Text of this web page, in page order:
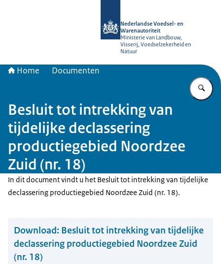
Nederlandse Voedsel- en
Warenautoriteit
Ministerie van Landbouw,
Visserij, Voedselzekerheid en
Natuur
Home Documenten
Besluit tot intrekking van
tijdelijke declassering
productiegebied Noordzee
Zuid (nr. 18)
In dit document vindt u het Besluit tot intrekking van tijdelijke
declassering productiegebied Noordzee Zuid (nr. 18).
Download: Besluit tot intrekking van tijdelijke
declassering productiegebied Noordzee Zuid
(nr. 18)